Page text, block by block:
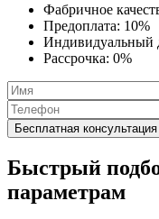
Фабричное
Предоплата: 10%
Индивидуальный
Рассрочка: 0%
Быстрый
параметрам